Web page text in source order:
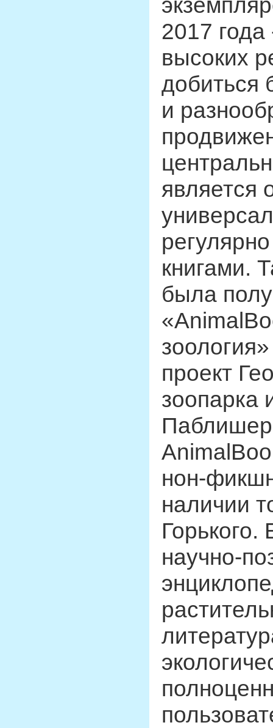
2017
высоких
добиться
и
является
книгами.
была
проект
зоопарка
нон-
наличии
научно-